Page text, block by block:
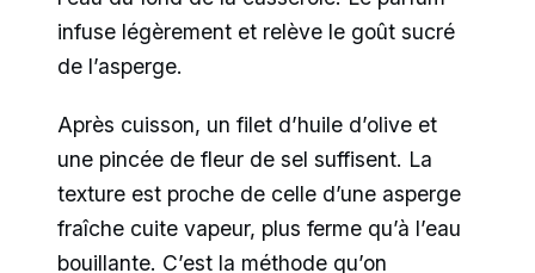
infuse légèrement et relève le goût sucré
de l’asperge.
Après cuisson, un filet d’huile d’olive et
une pincée de fleur de sel suffisent. La
texture est proche de celle d’une asperge
fraîche cuite vapeur, plus ferme qu’à l’eau
bouillante. C’est la méthode qu’on